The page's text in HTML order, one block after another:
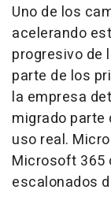
Uno de los
acelerando
progresivo de
parte de los
la empresa
migrado
uso real.
Microsoft 365
escalonados